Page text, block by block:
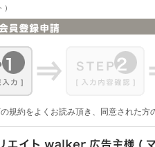
の規約をよくお読み頂き、同意された方